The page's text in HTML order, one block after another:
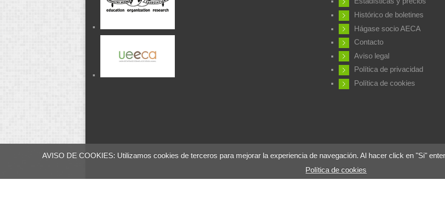
AVISO DE COOKIES: Utilizamos cookies de terceros para mejorar la experiencia de navegación. Al hacer click en "Si"
Política de cookies
Histórico de boletines
Hágase socio AECA
Contacto
Aviso legal
Política de privacidad
Política de cookies